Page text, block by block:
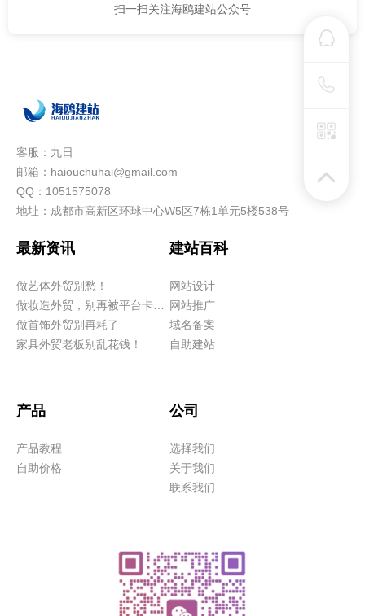
扫一扫关注海鸥建站公众号
客服：九日
邮箱：haiouchuhai@gmail.com
QQ：1051575078
地址：成都市高新区环球中心W5区7栋1单元5楼538号
最新资讯
做艺体外贸别愁！
做首饰外贸别再耗了
家具外贸老板别乱花钱！
建站百科
网站设计
网站推广
域名备案
自助建站
产品
产品教程
自助价格
公司
选择我们
关于我们
联系我们